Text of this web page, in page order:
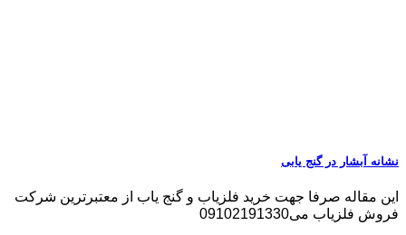
نشانه آبشار در گنج یابی
این مقاله صرفا جهت خرید فلزیاب و گنج یاب از معتبرترین شرکت
فروش فلزیاب می09102191330